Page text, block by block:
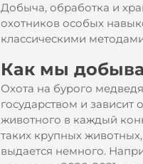
Добыча, обработка и
охотников особых
классическими
Как мы
Охота на бурого
государством и зависит
животного в каждый
таких крупных
выдается немного.